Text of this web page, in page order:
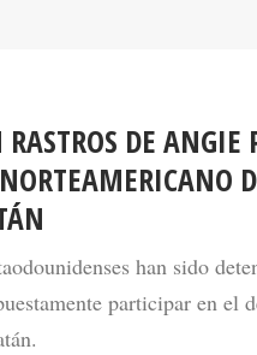
DE ANGIE
han sido
participar en el